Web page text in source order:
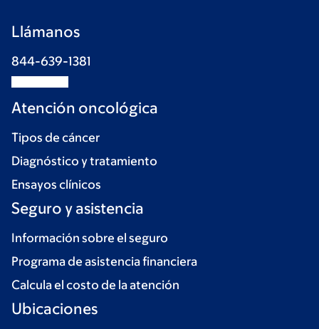
Llámanos
844-639-1381
Atención oncológica
Tipos de cáncer
Diagnóstico y tratamiento
Ensayos clínicos
Seguro y asistencia
Información sobre el seguro
Programa de asistencia financiera
Calcula el costo de la atención
Ubicaciones